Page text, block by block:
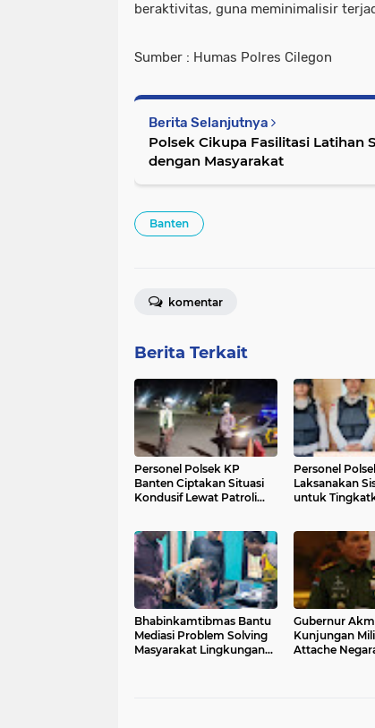
beraktivitas, guna meminimalisir
Sumber : Humas Polres Cilegon
Berita Selanjutnya
Polsek Cikupa Fasilitasi Latihan
dengan Masyarakat
Banten
komentar
Berita Terkait
Personel Polsek KP
Banten Ciptakan Situasi
Kondusif Lewat Patroli
Personel
Laksanakan
untuk
Bhabinkamtibmas Bantu
Mediasi Problem Solving
Masyarakat Lingkungan
Gubernur
Kunjungan Military
Attache